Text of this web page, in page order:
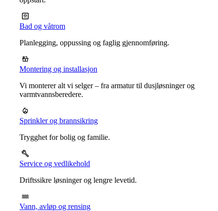
Bad og våtrom
Planlegging, oppussing og faglig gjennomføring.
Montering og installasjon
Vi monterer alt vi selger – fra armatur til dusjløsninger og
varmtvannsberedere.
Sprinkler og brannsikring
Trygghet for bolig og familie.
Service og vedlikehold
Driftssikre løsninger og lengre levetid.
Vann, avløp og rensing